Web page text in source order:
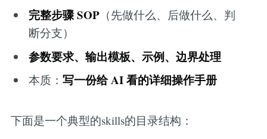
完整步骤 SOP （先做什么、后做什么、判
断分支）
参数要求、输出模板、示例、边界处理
本质：写一份给 AI 看的详细操作手册
下面是一个典型的skills的目录结构：